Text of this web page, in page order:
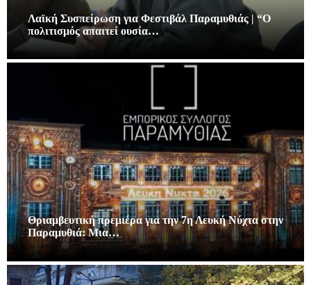
Λαϊκή Συσπείρωση για Φεστιβάλ Παραμυθιάς | “Ο
πολιτισμός απαιτεί ουσία…
Θριαμβευτική πρεμιέρα για την 7η Λευκή Νύχτα στην
Παραμυθιά: Μια…